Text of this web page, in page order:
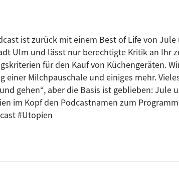
ist zurück mit einem Best of Life von
Ulm und lässt nur berechtigte Kritik an Ihr
für den Kauf von Küchengeräten.
einer Milchpauschale und einiges mehr.
gehen“, aber die Basis ist geblieben: Jule
im Kopf den Podcastnamen zum
#Utopien